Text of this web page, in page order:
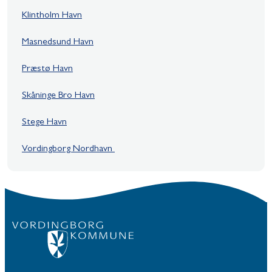
Klintholm Havn
Masnedsund Havn
Præstø Havn
Skåninge Bro Havn
Stege Havn
Vordingborg Nordhavn